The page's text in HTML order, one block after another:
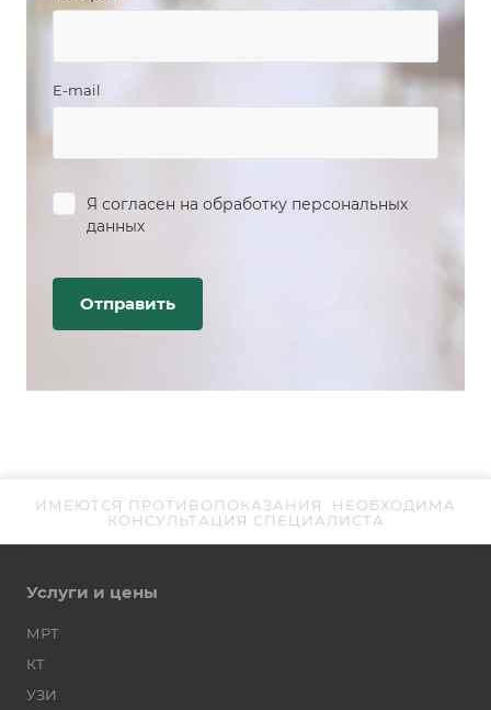
E-mail
Я согласен на обработку персональных
данных
ИМЕЮТСЯ ПРОТИВОПОКАЗАНИЯ. НЕОБХОДИМА
КОНСУЛЬТАЦИЯ СПЕЦИАЛИСТА
Услуги и цены
МРТ
КТ
УЗИ